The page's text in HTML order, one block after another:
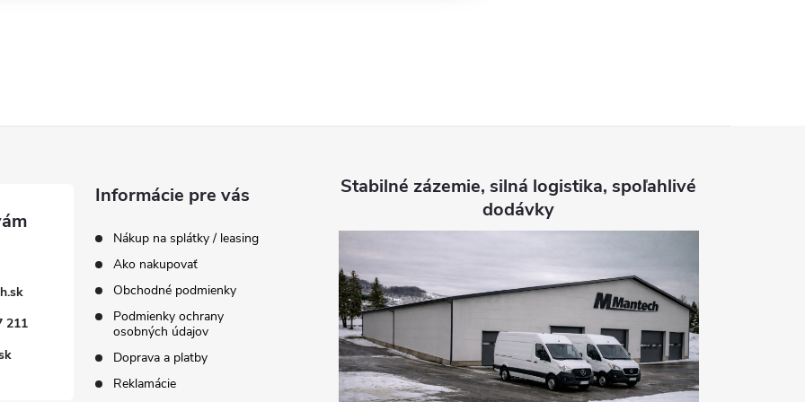
211
Informácie pre vás
Nákup na splátky / leasing
Ako nakupovať
Obchodné podmienky
Podmienky ochrany
osobných údajov
Doprava a platby
Reklamácie
Stabilné zázemie, silná logistika, spoľahlivé
dodávky